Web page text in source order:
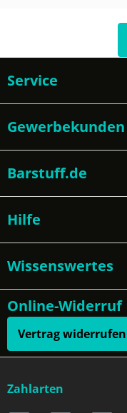
Service
Gewerbekunden
Barstuff.de
Hilfe
Wissenswertes
Online-Widerruf
Vertrag widerrufen
Zahlarten